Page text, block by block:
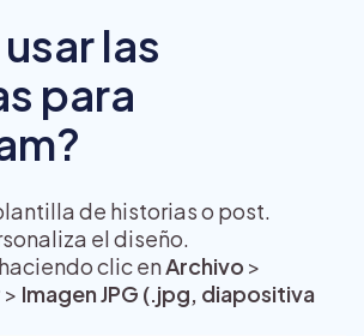
las
para
de historias o post.
el diseño.
clic enArchivo >
> Imagen JPG (.jpg, diapositiva